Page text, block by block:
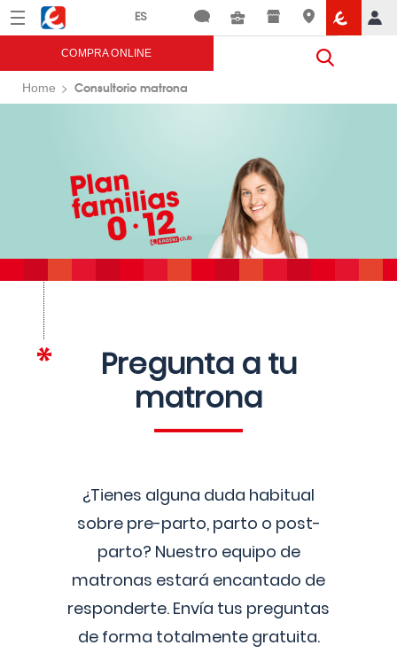
Menú Eroski
COMPRA ONLINE
Home Consultorio matrona
Pregunta a tu
matrona
¿Tienes alguna duda habitual
sobre pre-parto, parto o post-
parto? Nuestro equipo de
matronas estará encantado de
responderte. Envía tus preguntas
de forma totalmente gratuita.